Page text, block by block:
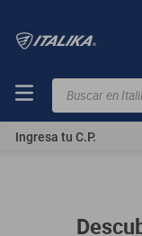
Buscar en
Ingresa tu C.P.
TÉRMINOS
MÁS